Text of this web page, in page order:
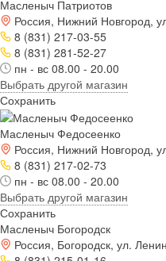
Масленыч Патриотов
Россия, Нижний Новгород,
8 (831) 217-03-55
8 (831) 281-52-27
пн - вс 08.00 - 20.00
Выбрать другой магазин
Сохранить
Масленыч Федосеенко
Россия, Нижний Новгород,
8 (831) 217-02-73
пн - вс 08.00 - 20.00
Выбрать другой магазин
Сохранить
Масленыч Богородск
Россия, Богородск, ул.